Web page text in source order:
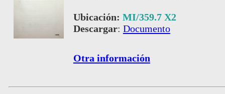
Ubicación: MI/359.7 X2
Descargar: Documento
Otra información